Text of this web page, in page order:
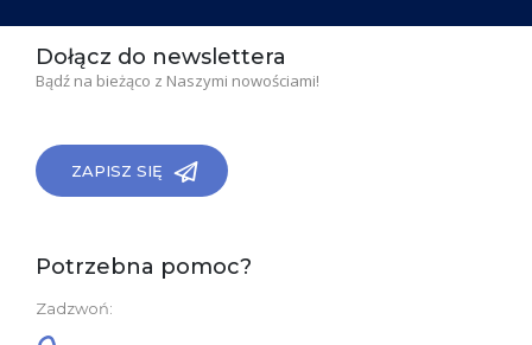
Dołącz do newslettera
Bądź na bieżąco z Naszymi nowościami!
ZAPISZ SIĘ
Potrzebna pomoc?
Zadzwoń: